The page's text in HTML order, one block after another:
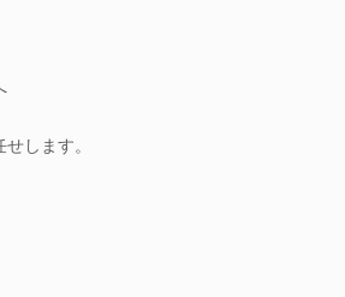
します。